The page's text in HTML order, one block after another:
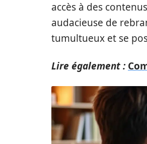
accès à des
audacieuse de
tumultueux et se
Lire également :